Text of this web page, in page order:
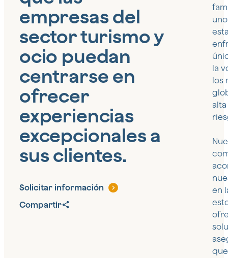
empresas del
sector turismo y
ocio puedan
centrarse en
ofrecer
experiencias
excepcionales a
sus clientes.
Solicitar información
Compartir
la
los
en